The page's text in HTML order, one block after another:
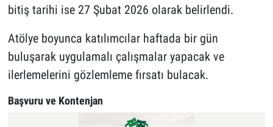
bitiş tarihi ise 27 Şubat 2026 olarak belirlendi.
Atölye boyunca katılımcılar haftada bir gün
buluşarak uygulamalı çalışmalar yapacak ve
ilerlemelerini gözlemleme fırsatı bulacak.
Başvuru ve Kontenjan